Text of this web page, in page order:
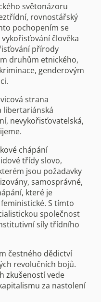
světonázoru
rovnostářský
pochopením se
vykořisťování člověka
přírody
druhům etnického,
genderovým
strana
libertariánská
nevykořisťovatelská,
chápání
třídy slovo,
jsou požadavky
samosprávné,
které je
S tímto
společnost
síly třídního
čestného dědictví
revolučních bojů.
zkušeností vede
za nastolení